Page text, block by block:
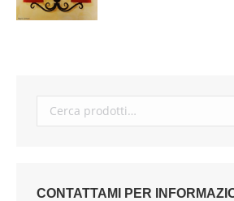
CONTATTAMI PER